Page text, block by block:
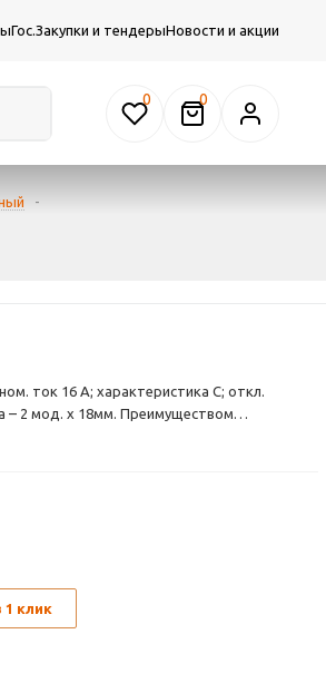
Гос.Закупки и тендерыНовости и акции
0
-
ток 16 А; характеристика C; откл.
– 2 мод. х 18мм. Преимуществом
электрическая износостойкость — в 20 000
1 клик